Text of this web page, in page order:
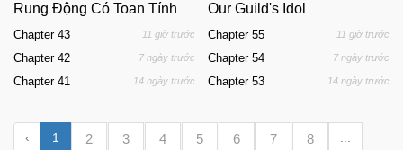
Rung Động Có Toan Tính
Chapter 43 11 giờ trước
Chapter 42 7 ngày trước
Chapter 41 14 ngày trước
Our Guild's Idol
Chapter 55 11 giờ trước
Chapter 54 7 ngày trước
Chapter 53 14 ngày trước
‹ 1 2 3 4 5 6 7 8